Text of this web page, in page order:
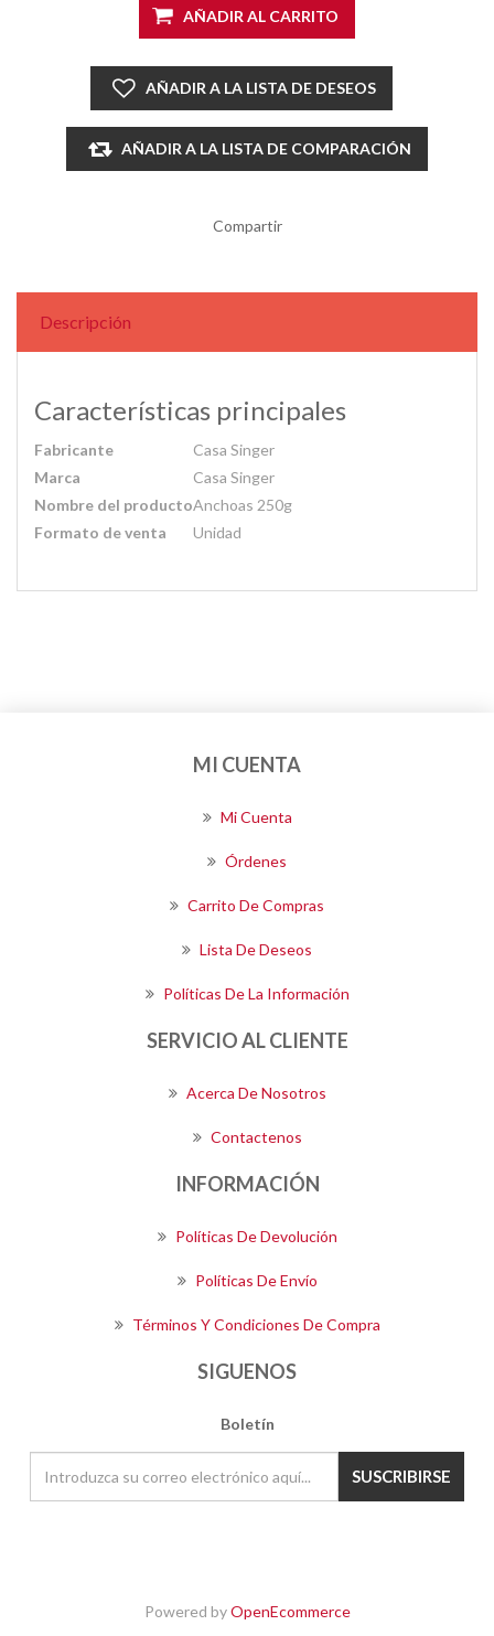
AÑADIR AL CARRITO
AÑADIR A LA LISTA DE DESEOS
AÑADIR A LA LISTA DE COMPARACIÓN
Compartir
Descripción
Características principales
Fabricante
Casa Singer
Marca
Casa Singer
Nombre del productoAnchoas 250g
Formato de venta
Unidad
MI CUENTA
Mi Cuenta
Órdenes
Carrito De Compras
Lista De Deseos
Políticas De La Información
SERVICIO AL CLIENTE
Acerca De Nosotros
Contactenos
INFORMACIÓN
Políticas De Devolución
Políticas De Envío
Términos Y Condiciones De Compra
SIGUENOS
Boletín
SUSCRIBIRSE
Powered byOpenEcommerce